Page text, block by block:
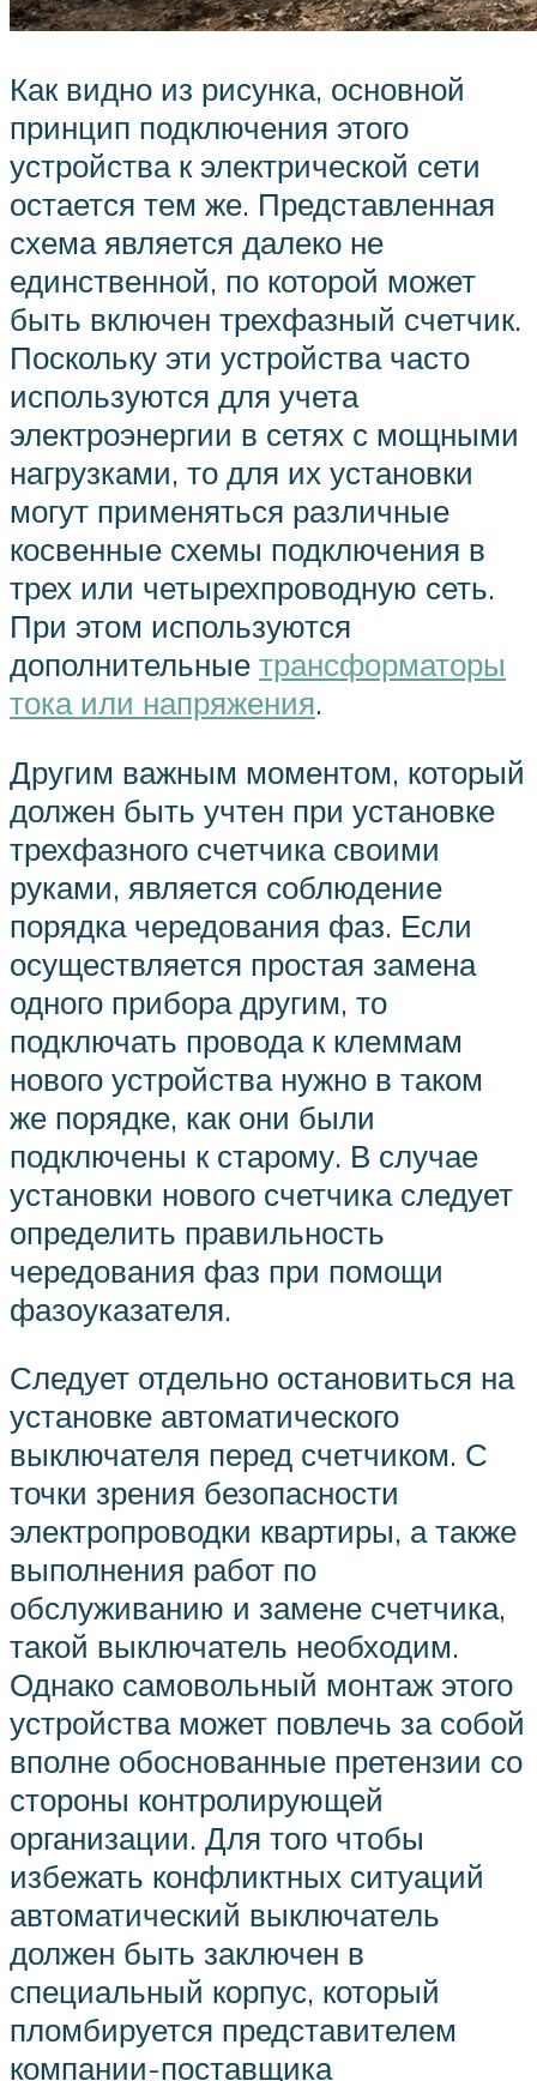
Как видно из рисунка, основной
принцип подключения этого
устройства к электрической сети
остается тем же. Представленная
схема является далеко не
единственной, по которой может
быть включен трехфазный счетчик.
Поскольку эти устройства часто
используются для учета
электроэнергии в сетях с мощными
нагрузками, то для их установки
могут применяться различные
косвенные схемы подключения в
трех или четырехпроводную сеть.
При этом используются
дополнительные трансформаторы
тока или напряжения.
Другим важным моментом, который
должен быть учтен при установке
трехфазного счетчика своими
руками, является соблюдение
порядка чередования фаз. Если
осуществляется простая замена
одного прибора другим, то
подключать провода к клеммам
нового устройства нужно в таком
же порядке, как они были
подключены к старому. В случае
установки нового счетчика следует
определить правильность
чередования фаз при помощи
фазоуказателя.
Следует отдельно остановиться на
установке автоматического
выключателя перед счетчиком. С
точки зрения безопасности
электропроводки квартиры, а также
выполнения работ по
обслуживанию и замене счетчика,
такой выключатель необходим.
Однако самовольный монтаж этого
устройства может повлечь за собой
вполне обоснованные претензии со
стороны контролирующей
организации. Для того чтобы
избежать конфликтных ситуаций
автоматический выключатель
должен быть заключен в
специальный корпус, который
пломбируется представителем
компании-поставщика